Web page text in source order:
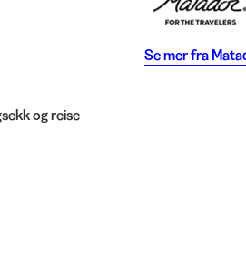
og reise
Se mer fra